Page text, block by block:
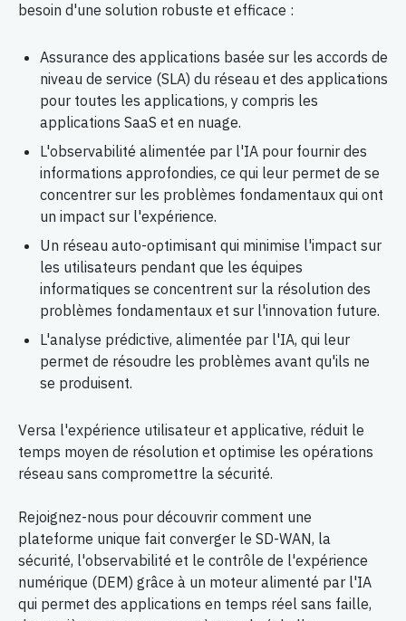
besoin d'une solution robuste et efficace :
Assurance des applications basée sur les accords de
niveau de service (SLA) du réseau et des applications
pour toutes les applications, y compris les
applications SaaS et en nuage.
L'observabilité alimentée par l'IA pour fournir des
informations approfondies, ce qui leur permet de se
concentrer sur les problèmes fondamentaux qui ont
un impact sur l'expérience.
Un réseau auto-optimisant qui minimise l'impact sur
les utilisateurs pendant que les équipes
informatiques se concentrent sur la résolution des
problèmes fondamentaux et sur l'innovation future.
L'analyse prédictive, alimentée par l'IA, qui leur
permet de résoudre les problèmes avant qu'ils ne
se produisent.
Versa l'expérience utilisateur et applicative, réduit le
temps moyen de résolution et optimise les opérations
réseau sans compromettre la sécurité.
Rejoignez-nous pour découvrir comment une
plateforme unique fait converger le SD-WAN, la
sécurité, l'observabilité et le contrôle de l'expérience
numérique (DEM) grâce à un moteur alimenté par l'IA
qui permet des applications en temps réel sans faille,